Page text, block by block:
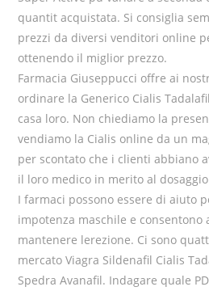
quantit acquistata. Si consiglia
prezzi da diversi venditori online
ottenendo il miglior prezzo.
Farmacia Giuseppucci offre ai
ordinare la Generico Cialis
casa loro. Non chiediamo la
vendiamo la Cialis online da un
per scontato che i clienti abbiano
il loro medico in merito al
I farmaci possono essere di aiuto
impotenza maschile e
mantenere lerezione. Ci sono
mercato Viagra Sildenafil Cialis
Spedra Avanafil. Indagare quale